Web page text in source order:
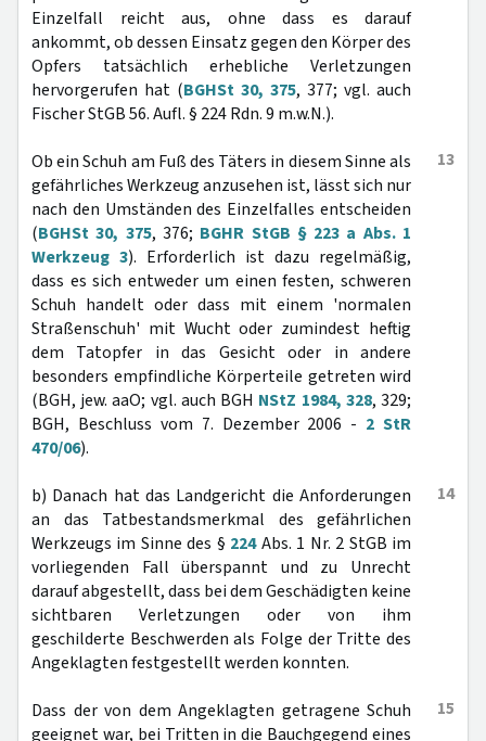
Einzelfall reicht aus, ohne dass es darauf
ankommt, ob dessen Einsatz gegen den Körper des
Opfers tatsächlich erhebliche Verletzungen
hervorgerufen hat (BGHSt 30, 375, 377; vgl. auch
Fischer StGB 56. Aufl. § 224 Rdn. 9 m.w.N.).
13
Ob ein Schuh am Fuß des Täters in diesem Sinne als
gefährliches Werkzeug anzusehen ist, lässt sich nur
nach den Umständen des Einzelfalles entscheiden
(BGHSt 30, 375, 376; BGHR StGB § 223 a Abs. 1
Werkzeug 3). Erforderlich ist dazu regelmäßig,
dass es sich entweder um einen festen, schweren
Schuh handelt oder dass mit einem 'normalen
Straßenschuh' mit Wucht oder zumindest heftig
dem Tatopfer in das Gesicht oder in andere
besonders empfindliche Körperteile getreten wird
(BGH, jew. aaO; vgl. auch BGH NStZ 1984, 328, 329;
BGH, Beschluss vom 7. Dezember 2006 - 2 StR
470/06).
14
b) Danach hat das Landgericht die Anforderungen
an das Tatbestandsmerkmal des gefährlichen
Werkzeugs im Sinne des § 224Abs. 1 Nr. 2 StGB im
vorliegenden Fall überspannt und zu Unrecht
darauf abgestellt, dass bei dem Geschädigten keine
sichtbaren Verletzungen oder von ihm
geschilderte Beschwerden als Folge der Tritte des
Angeklagten festgestellt werden konnten.
15
Dass der von dem Angeklagten getragene Schuh
geeignet war, bei Tritten in die Bauchgegend eines